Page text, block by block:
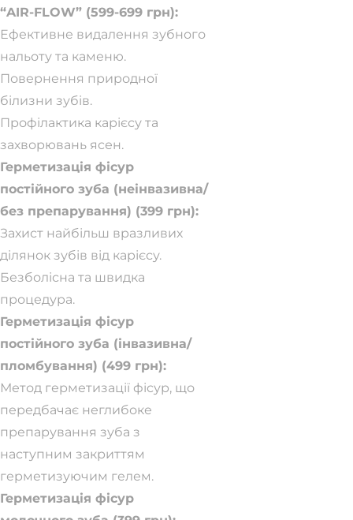
“AIR-FLOW” (599-699 грн):
Ефективне видалення зубного
нальоту та каменю.
Повернення природної
білизни зубів.
Профілактика карієсу та
захворювань ясен.
Герметизація фісур
постійного зуба (неінвазивна/
без препарування) (399 грн):
Захист найбільш вразливих
ділянок зубів від карієсу.
Безболісна та швидка
процедура.
Герметизація фісур
постійного зуба (інвазивна/
пломбування) (499 грн):
Метод герметизації фісур, що
передбачає неглибоке
препарування зуба з
наступним закриттям
герметизуючим гелем.
Герметизація фісур